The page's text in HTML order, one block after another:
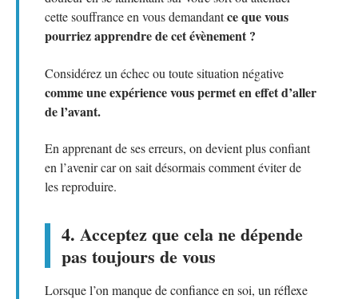
cette souffrance en vous demandantce que vous
pourriez apprendre de cet évènement ?
Considérez un échec ou toute situation négative
comme une expérience vous permet en effet d’aller
de l’avant.
En apprenant de ses erreurs, on devient plus confiant
en l’avenir car on sait désormais comment éviter de
les reproduire.
4. Acceptez que cela ne dépende
pas toujours de vous
Lorsque l’on manque de confiance en soi, un réflexe